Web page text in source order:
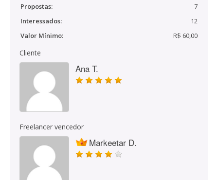
Propostas:
7
Interessados:
12
Valor Mínimo:
R$ 60,00
Cliente
Ana T.
Freelancer vencedor
Markeetar D.